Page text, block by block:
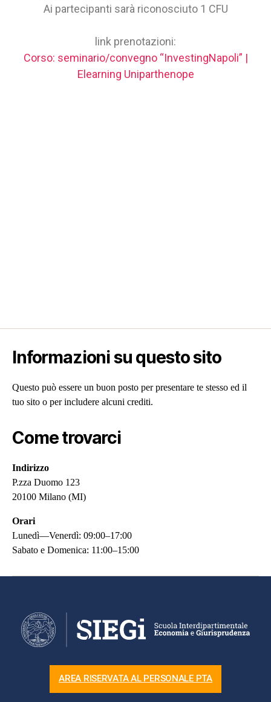
Ai partecipanti sarà riconosciuto 1 CFU
link prenotazioni:
Corso: seminario/convegno “InvestingNapoli” |
Elearning Uniparthenope
Informazioni su questo sito
Questo può essere un buon posto per presentare te stesso ed il
tuo sito o per includere alcuni crediti.
Come trovarci
Indirizzo
P.zza Duomo 123
20100 Milano (MI)
Orari
Lunedì—Venerdì: 09:00–17:00
Sabato e Domenica: 11:00–15:00
AREA RISERVATA AL PERSONALE PTA